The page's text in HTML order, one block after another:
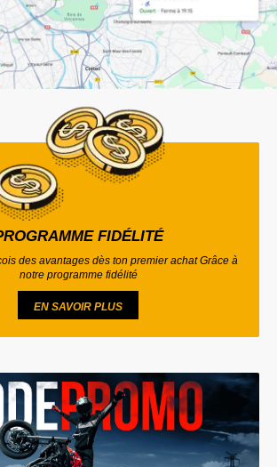
FIDÉLITÉ
des avantages dès ton premier achat Grâce à
notre programme fidélité
EN SAVOIR PLUS